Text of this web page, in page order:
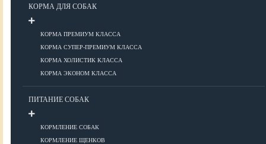
КОРМА ДЛЯ СОБАК
КОРМА ПРЕМИУМ КЛАССА
КОРМА СУПЕР-ПРЕМИУМ КЛАССА
КОРМА ХОЛИСТИК КЛАССА
КОРМА ЭКОНОМ КЛАССА
ПИТАНИЕ СОБАК
КОРМЛЕНИЕ СОБАК
КОРМЛЕНИЕ ЩЕНКОВ
ВСЕ О СОБАКАХ
ЗДОРОВЬЕ
Болезни глаз
Болезни ЖКТ
Болезни мочеполовой системы